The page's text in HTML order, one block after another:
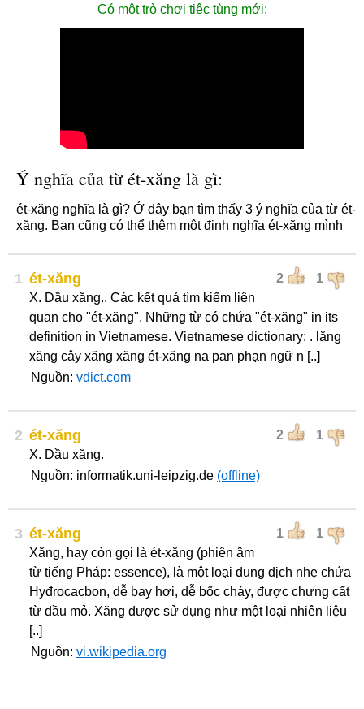
Có một trò chơi tiệc tùng mới:
Ý nghĩa của từ ét-xăng là gì:
ét-xăng nghĩa là gì? Ở đây bạn tìm thấy 3 ý nghĩa của từ ét-
xăng. Bạn cũng có thể thêm một định nghĩa ét-xăng mình
1 2 1
ét-xăng
X. Dầu xăng.. Các kết quả tìm kiếm liên
quan cho "ét-xăng". Những từ có chứa "ét-xăng" in its
definition in Vietnamese. Vietnamese dictionary: . lăng
xăng cây xăng xăng ét-xăng na pan phạn ngữ n [..]
Nguồn: vdict.com
2 2 1
ét-xăng
X. Dầu xăng.
Nguồn: informatik.uni-leipzig.de (offline)
3 1 1
ét-xăng
Xăng, hay còn gọi là ét-xăng (phiên âm
từ tiếng Pháp: essence), là một loại dung dịch nhẹ chứa
Hyđrocacbon, dễ bay hơi, dễ bốc cháy, được chưng cất
từ dầu mỏ. Xăng được sử dụng như một loại nhiên liệu
[..]
Nguồn: vi.wikipedia.org